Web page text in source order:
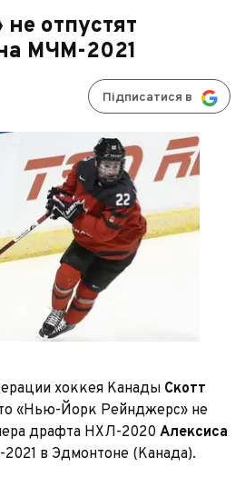
отпустят
МЧМ-2021
Підписатися в
хоккея Канады Скотт
«Нью-Йорк Рейнджерс» не
драфта НХЛ-2020 Алексиса
в Эдмонтоне (Канада).